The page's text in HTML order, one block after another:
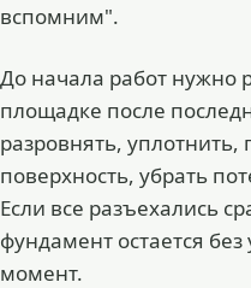
вспомним".
До начала работ нужно
площадке после
разровнять, уплотнить,
поверхность, убрать
Если все разъехались
фундамент остается
момент.